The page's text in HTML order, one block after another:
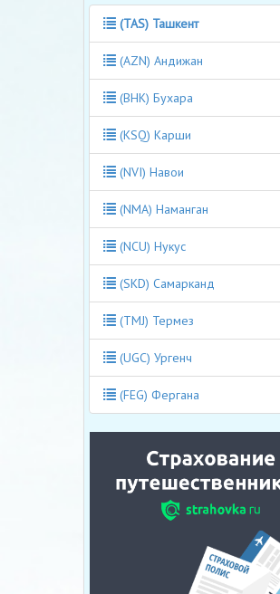
(TAS) Ташкент
(AZN) Андижан
(BHK) Бухара
(KSQ) Карши
(NVI) Навои
(NMA) Наманган
(NCU) Нукус
(SKD) Самарканд
(TMJ) Термез
(UGC) Ургенч
(FEG) Фергана